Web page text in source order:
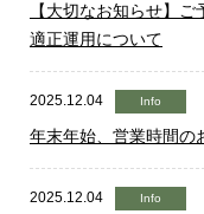
【大切なお知らせ】
適正運用について
2025.12.04 Info
年末年始、営業時間の
2025.12.04 Info